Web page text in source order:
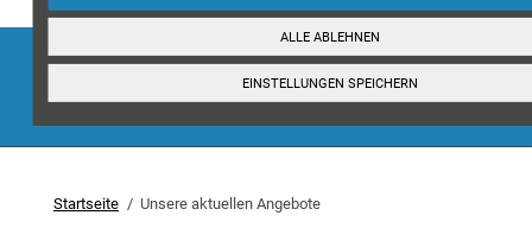
ALLE ABLEHNEN
EINSTELLUNGEN SPEICHERN
HIER ANSEHEN
Navigation☰
Startseite Unsere aktuellen Angebote